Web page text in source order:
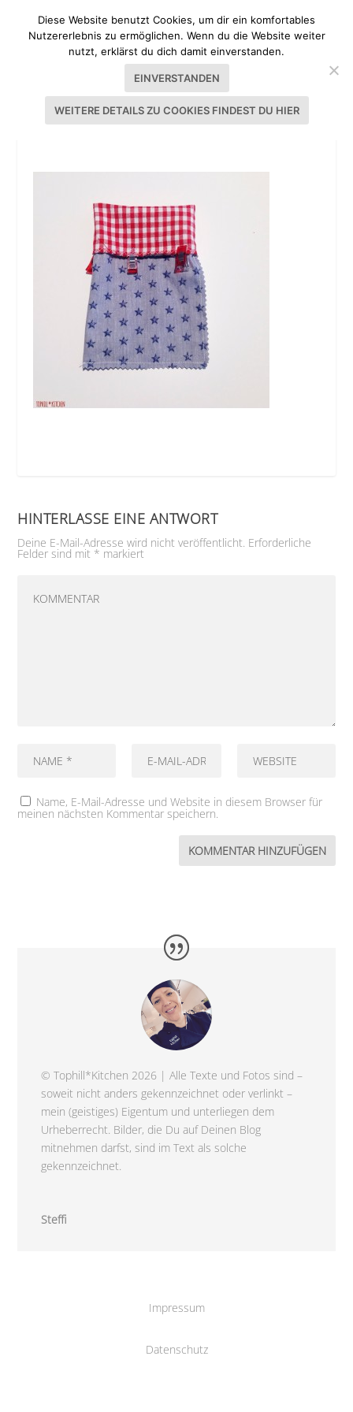
TUTORIAL ADVENTSKALENDER NÄHEN
HINTERLASSE EINE ANTWORT
Deine E-Mail-Adresse wird nicht veröffentlicht. Erforderliche
Felder sind mit * markiert
Name, E-Mail-Adresse und Website in diesem Browser für
meinen nächsten Kommentar speichern.
© Tophill*Kitchen 2026 | Alle Texte und Fotos sind –
soweit nicht anders gekennzeichnet oder verlinkt –
mein (geistiges) Eigentum und unterliegen dem
Urheberrecht. Bilder, die Du auf Deinen Blog
mitnehmen darfst, sind im Text als solche
gekennzeichnet.
Steffi
Impressum
Datenschutz
Diese Website benutzt Cookies, um dir ein komfortables
Nutzererlebnis zu ermöglichen. Wenn du die Website weiter
nutzt, erklärst du dich damit einverstanden.
EINVERSTANDEN
WEITERE DETAILS ZU COOKIES FINDEST DU HIER